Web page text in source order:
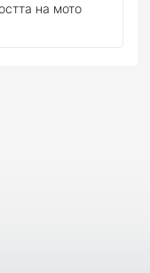
на мото